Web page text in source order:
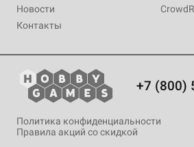
Новости
Контакты
+7 (800)
Политика конфиденциальности
Правила акций со скидкой